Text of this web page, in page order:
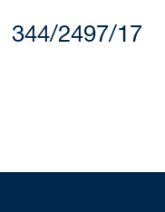
344/2497/17